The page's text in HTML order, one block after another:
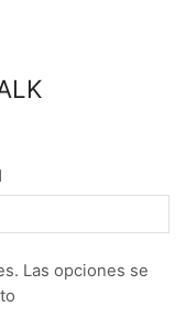
Las opciones se